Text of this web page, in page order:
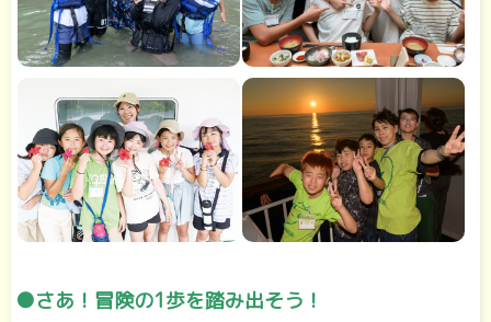
●さあ！冒険の1歩を踏み出そう！